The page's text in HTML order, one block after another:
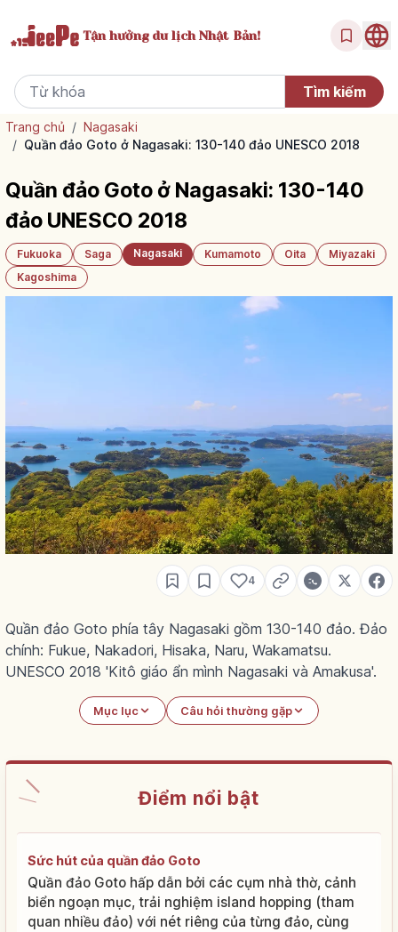
Tận hưởngdu lịch Nhật Bản!
Trang chủ / Nagasaki
/ Quần đảo Goto ở Nagasaki: 130-140 đảo UNESCO 2018
Quần đảo Goto ở Nagasaki: 130-140
đảo UNESCO 2018
Fukuoka Saga Nagasaki Kumamoto Oita
Miyazaki
Kagoshima
4
Quần đảo Goto phía tây Nagasaki gồm 130-140 đảo. Đảo
chính: Fukue, Nakadori, Hisaka, Naru, Wakamatsu.
UNESCO 2018 'Kitô giáo ẩn mình Nagasaki và Amakusa'.
Mục lục Câu hỏi thường gặp
Điểm nổi bật
Sức hút của quần đảo Goto
Quần đảo Goto hấp dẫn bởi các cụm nhà thờ, cảnh
biển ngoạn mục, trải nghiệm island hopping (tham
quan nhiều đảo) với nét riêng của từng đảo, cùng